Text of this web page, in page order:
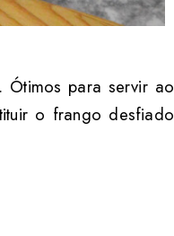
Ótimos para servir ao
o frango desfiado